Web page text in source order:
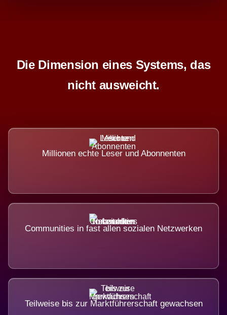
Die Dimension eines Systems, das
nicht ausweicht.
Millionen echte Leser und Abonnenten
Communities in fast allen sozialen Netzwerken
Teilweise bis zur Marktführerschaft gewachsen